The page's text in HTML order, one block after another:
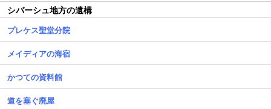
シバーシュ地方の遺構
プレケス聖堂分院
メイディアの海宿
かつての資料館
道を塞ぐ廃屋